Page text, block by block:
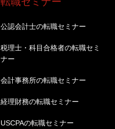
公認会計士の転職セミナー
税理士・科目合格者の転職セミ
ナー
会計事務所の転職セミナー
経理財務の転職セミナー
USCPAの転職セミナー